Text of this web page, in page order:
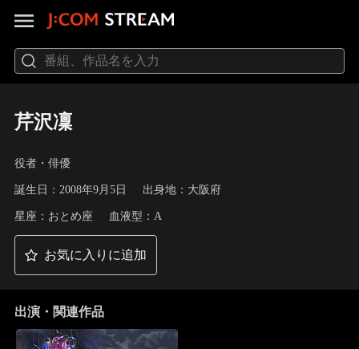
芹沢凜
役者・俳優
誕生日：2008年9月5日 出身地：大阪府
星座：おとめ座 血液型：A
お気に入りに追加
出演・関連作品